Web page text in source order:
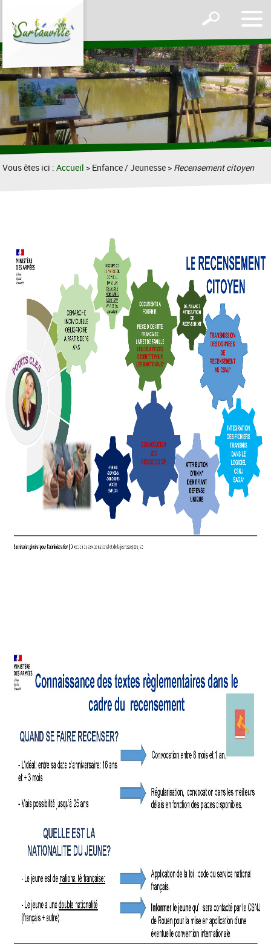
le
Afficher
formulaire
de
recherche
Vous êtes ici :Accueil > Enfance / Jeunesse > Recensement citoyen